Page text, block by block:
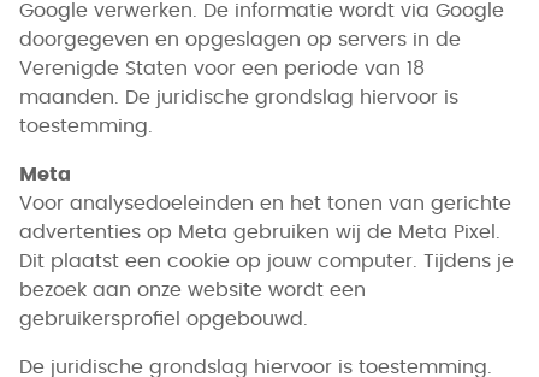
Google verwerken. De informatie wordt via Google
doorgegeven en opgeslagen op servers in de
Verenigde Staten voor een periode van 18
maanden. De juridische grondslag hiervoor is
toestemming.
Meta
Voor analysedoeleinden en het tonen van gerichte
advertenties op Meta gebruiken wij de Meta Pixel.
Dit plaatst een cookie op jouw computer. Tijdens je
bezoek aan onze website wordt een
gebruikersprofiel opgebouwd.
De juridische grondslag hiervoor is toestemming.